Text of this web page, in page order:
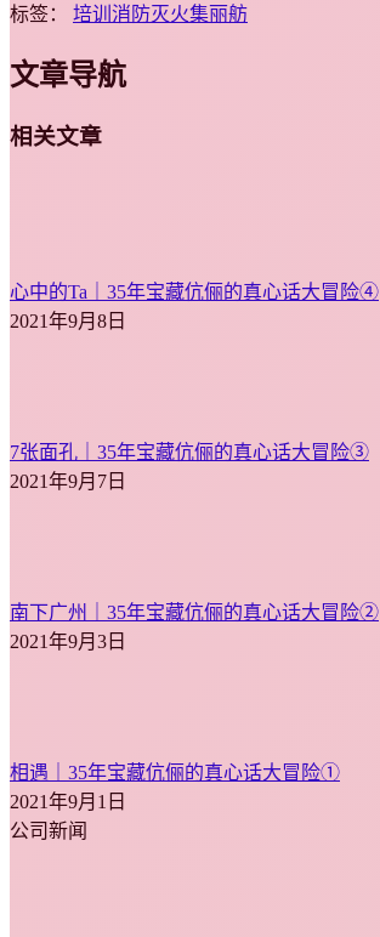
标签： 培训 消防灭火集丽舫
文章导航
相关文章
心中的Ta｜35年宝藏伉俪的真心话大冒险④
2021年9月8日
7张面孔｜35年宝藏伉俪的真心话大冒险③
2021年9月7日
南下广州｜35年宝藏伉俪的真心话大冒险②
2021年9月3日
相遇｜35年宝藏伉俪的真心话大冒险①
2021年9月1日
公司新闻